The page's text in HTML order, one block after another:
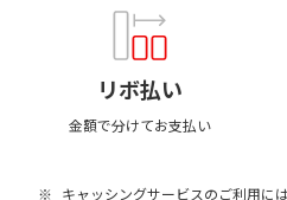
リボ払い
金額で分けてお支払い
キャッシングサービスのご利用に